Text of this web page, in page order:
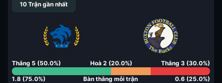
10 Trận gần nhất
Thắng 5 (50.0%) Hoà 2 (20.0%) Thắng 3 (30.0%)
1.8 (75.0%) Bàn thắng mỗi trận 0.6 (25.0%)